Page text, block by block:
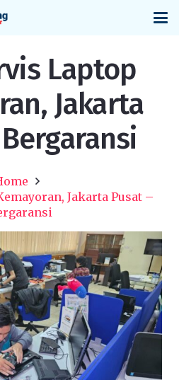
Laptop
Jakarta
Jakarta Pusat –